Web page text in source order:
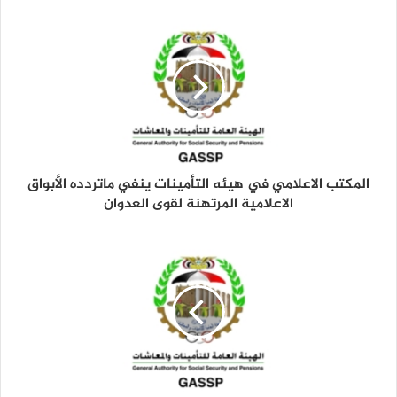
المكتب الاعلامي في هيئه التأمينات ينفي ماتردده الأبواق
الاعلامية المرتهنة لقوى العدوان